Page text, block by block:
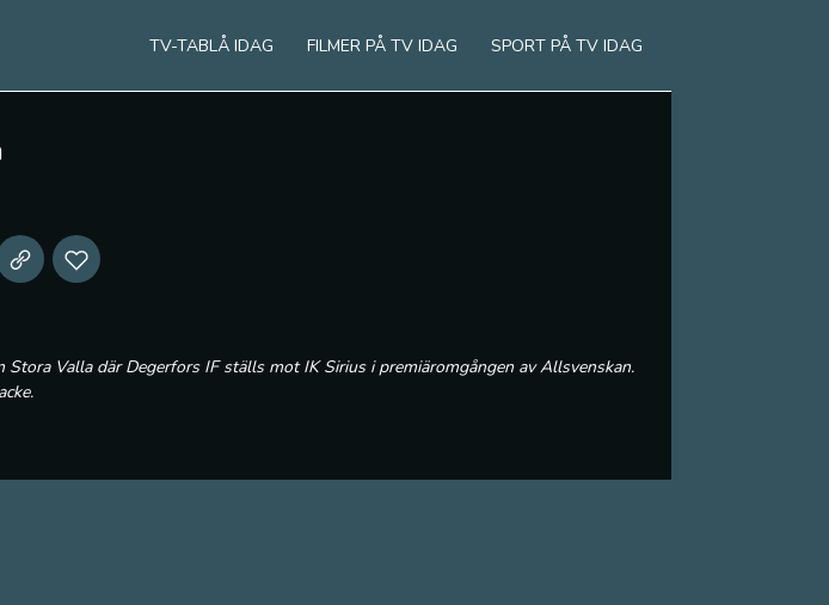
TV-TABLÅ IDAG FILMER PÅ TV IDAG SPORT PÅ TV IDAG
Stora Valla där Degerfors IF ställs mot IK Sirius i premiäromgången av Allsvenskan.